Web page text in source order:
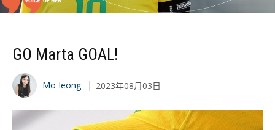
GO Marta GOAL!
Mo Ieong 2023年08月03日